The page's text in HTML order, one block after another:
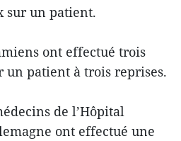
sur un patient.
ont effectué trois
un patient à trois reprises.
de l’Hôpital
ont effectué une